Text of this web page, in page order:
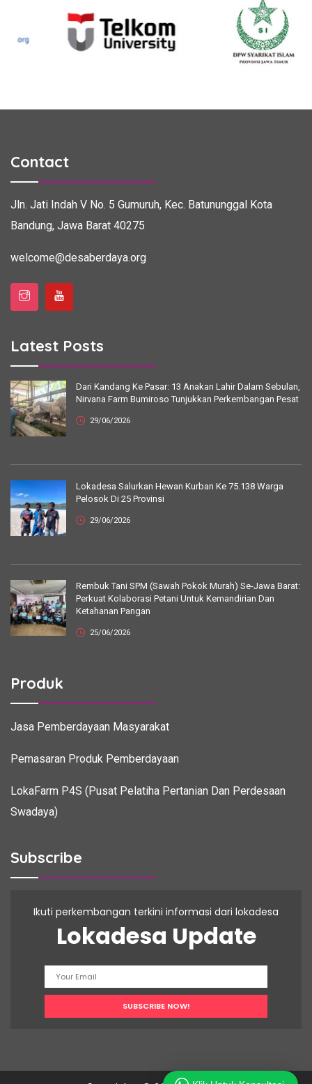
Contact
Jln. Jati Indah V No. 5 Gumuruh, Kec. Batununggal Kota
Bandung, Jawa Barat 40275
welcome@desaberdaya.org
Latest Posts
Dari Kandang Ke Pasar: 13 Anakan Lahir Dalam Sebulan,
Nirvana Farm Bumiroso Tunjukkan Perkembangan Pesat
29/06/2026
Lokadesa Salurkan Hewan Kurban Ke 75.138 Warga
Pelosok Di 25 Provinsi
29/06/2026
Rembuk Tani SPM (Sawah Pokok Murah) Se-Jawa Barat:
Perkuat Kolaborasi Petani Untuk Kemandirian Dan
Ketahanan Pangan
25/06/2026
Produk
Jasa Pemberdayaan Masyarakat
Pemasaran Produk Pemberdayaan
LokaFarm P4S (Pusat Pelatiha Pertanian Dan Perdesaan
Swadaya)
Subscribe
Ikuti perkembangan terkini informasi dari lokadesa
Lokadesa Update